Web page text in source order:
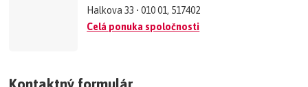
Halkova 33 • 010 01, 517402
Celá ponuka spoločnosti
Kontaktný formulár